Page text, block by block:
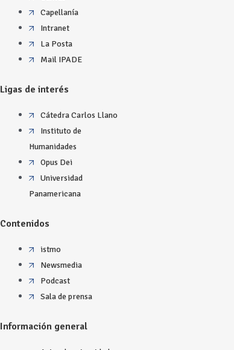
Capellanía
Intranet
La Posta
Mail IPADE
Ligas de interés
Cátedra Carlos Llano
Instituto de
Humanidades
Opus Dei
Universidad
Panamericana
Contenidos
istmo
Newsmedia
Podcast
Sala de prensa
Información general